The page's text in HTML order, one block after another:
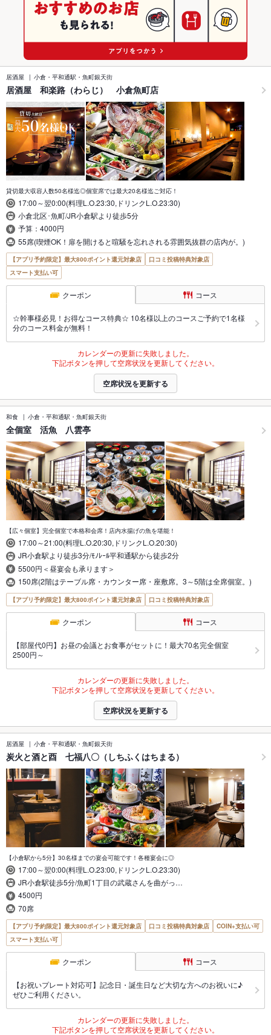
居酒屋 小倉・平和通駅・魚町銀天街
居酒屋 和楽路（わらじ） 小倉魚町店
貸切最大収容人数50名様迄◎個室席では最大20名様迄ご対応！
17:00～翌0:00(料理L.O.23:30,ドリンクL.O.23:30)
小倉北区･魚町/JR小倉駅より徒歩5分
予算：4000円
55席(喫煙OK！扉を開けると喧騒を忘れされる雰囲気抜群の店内が。)
【アプリ予約限定】最大800ポイント還元対象店
口コミ投稿特典対象店
スマート支払い可
クーポン コース
☆幹事様必見！お得なコース特典☆ 10名様以上のコースご予約で1名様
分のコース料金が無料！
カレンダーの更新に失敗しました。
下記ボタンを押して空席状況を更新してください。
空席状況を更新する
和食 小倉・平和通駅・魚町銀天街
全個室 活魚 八雲亭
【広々個室】完全個室で本格和会席！店内水揚げの魚を堪能！
17:00～21:00(料理L.O.20:30,ドリンクL.O.20:30)
JR小倉駅より徒歩3分/ﾓﾉﾚｰﾙ平和通駅から徒歩2分
5500円＜昼宴会も承ります＞
150席(2階はテーブル席・カウンター席・座敷席。3～5階は全席個室。)
【アプリ予約限定】最大800ポイント還元対象店 口コミ投稿特典対象店
クーポン コース
【部屋代0円】お昼の会議とお食事がセットに！最大70名完全個室
2500円～
カレンダーの更新に失敗しました。
下記ボタンを押して空席状況を更新してください。
空席状況を更新する
居酒屋 小倉・平和通駅・魚町銀天街
炭火と酒と酉 七福八〇（しちふくはちまる）
【小倉駅から5分】30名様までの宴会可能です！各種宴会に◎
17:00～翌0:00(料理L.O.23:00,ドリンクL.O.23:30)
JR小倉駅徒歩5分/魚町1丁目の武蔵さんを曲がっ…
4500円
70席
【アプリ予約限定】最大800ポイント還元対象店 口コミ投稿特典対象店
COIN+支払い可
スマート支払い可
クーポン コース
【お祝いプレート対応可】記念日・誕生日など大切な方へのお祝いに♪
ぜひご利用ください。
カレンダーの更新に失敗しました。
下記ボタンを押して空席状況を更新してください。